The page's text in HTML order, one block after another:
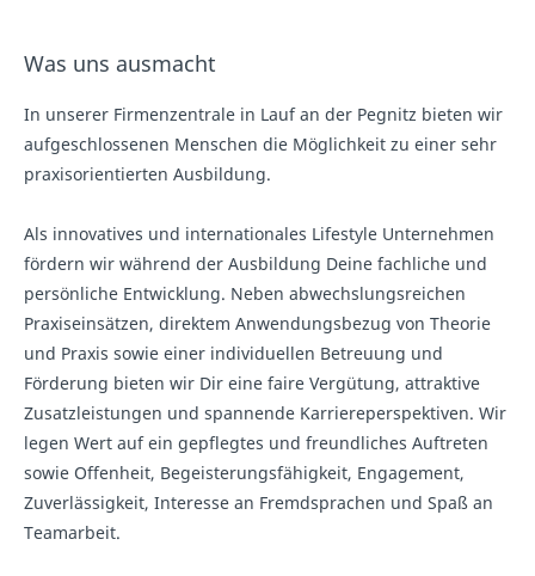
Was uns ausmacht
In unserer Firmenzentrale in Lauf an der Pegnitz bieten wir
aufgeschlossenen Menschen die Möglichkeit zu einer sehr
praxisorientierten Ausbildung.
Als innovatives und internationales Lifestyle Unternehmen
fördern wir während der Ausbildung Deine fachliche und
persönliche Entwicklung. Neben abwechslungsreichen
Praxiseinsätzen, direktem Anwendungsbezug von Theorie
und Praxis sowie einer individuellen Betreuung und
Förderung bieten wir Dir eine faire Vergütung, attraktive
Zusatzleistungen und spannende Karriereperspektiven. Wir
legen Wert auf ein gepflegtes und freundliches Auftreten
sowie Offenheit, Begeisterungsfähigkeit, Engagement,
Zuverlässigkeit, Interesse an Fremdsprachen und Spaß an
Teamarbeit.